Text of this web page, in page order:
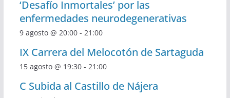
e
d
a
y
t
a
s
d
e
v
e
n
t
‘Desafío Inmortales’ por las
enfermedades neurodegenerativas
9 agosto @ 20:00- 21:00
IX Carrera del Melocotón de Sartaguda
15 agosto @ 19:30- 21:00
C Subida al Castillo de Nájera